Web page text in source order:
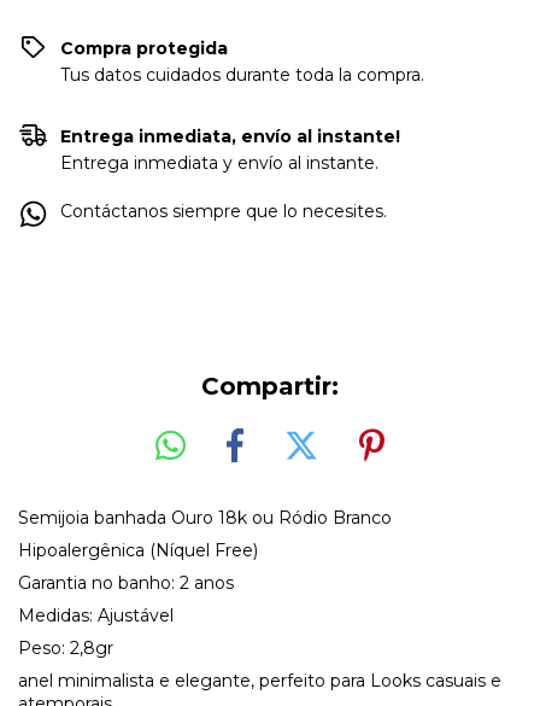
Compra protegida
Tus datos cuidados durante toda la compra.
Entrega inmediata, envío al instante!
Entrega inmediata y envío al instante.
Contáctanos siempre que lo necesites.
Compartir:
Semijoia banhada Ouro 18k ou Ródio Branco
Hipoalergênica (Níquel Free)
Garantia no banho: 2 anos
Medidas: Ajustável
Peso: 2,8gr
anel minimalista e elegante, perfeito para Looks casuais e